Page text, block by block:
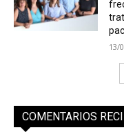
13/
COMENTARIOS